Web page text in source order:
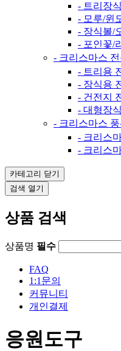
- 트리장
- 모루/윈
- 장식볼/
- 포인꽃/
- 크리스마스
- 트리용
- 장식용
- 건전지
- 대형장
- 크리스마스 풍
- 크리스
- 크리스
카테고리 닫기
검색 열기
상품 검색
상품명 필수
FAQ
1:1문의
커뮤니티
개인결제
응원도구